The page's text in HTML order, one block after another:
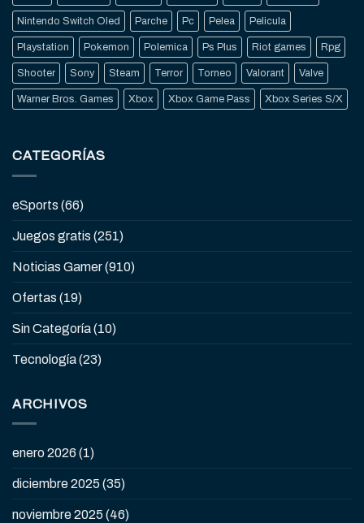
Nintendo Switch Oled Parche Pc Pelea Pelicula
Playstation Pokemon Polemica Ps Plus Riot games Rpg
Shooter Sony Steam Terror Torneo Valorant Valve
Warner Bros. Games Xbox Xbox Game Pass Xbox Series S/X
CATEGORÍAS
eSports (66)
Juegos gratis (251)
Noticias Gamer(910)
Ofertas (19)
Sin Categoría(10)
Tecnología(23)
ARCHIVOS
enero 2026 (1)
diciembre 2025 (35)
noviembre 2025 (46)